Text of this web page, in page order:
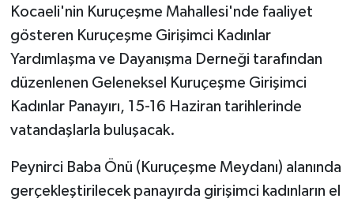
Kocaeli'nin Kuruçeşme Mahallesi'nde faaliyet
gösteren Kuruçeşme Girişimci Kadınlar
Yardımlaşma ve Dayanışma Derneği tarafından
düzenlenen Geleneksel Kuruçeşme Girişimci
Kadınlar Panayırı, 15-16 Haziran tarihlerinde
vatandaşlarla buluşacak.
Peynirci Baba Önü (Kuruçeşme Meydanı) alanında
gerçekleştirilecek panayırda girişimci kadınların el